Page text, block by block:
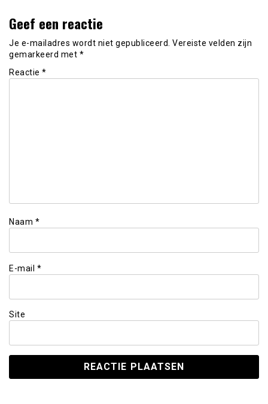
Geef een reactie
Je e-mailadres wordt niet gepubliceerd. Vereiste velden zijn
gemarkeerd met *
Reactie *
Naam *
E-mail *
Site